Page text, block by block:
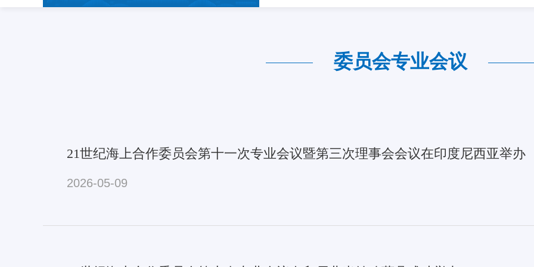
委员会专业会议
21世纪海上合作委员会第十一次专业会议暨第三次理事会会议在印度尼西亚举办
2026-05-09